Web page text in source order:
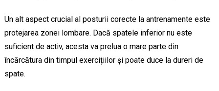
Un alt aspect crucial al posturii corecte la antrenamente este
protejarea zonei lombare. Dacă spatele inferior nu este
suficient de activ, acesta va prelua o mare parte din
încărcătura din timpul exercițiilor și poate duce la dureri de
spate.